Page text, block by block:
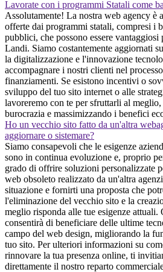
Lavorate con i programmi Statali come
Assolutamente! La nostra web agency è
offerte dai programmi statali, compresi i
pubblici, che possono essere vantaggiosi
Landi. Siamo costantemente aggiornati
la digitalizzazione e l'innovazione
accompagnare i nostri clienti nel
finanziamenti. Se esistono incentivi o
sviluppo del tuo sito internet o alle
lavoreremo con te per sfruttarli al
burocrazia e massimizzando i benefici
Ho un vecchio sito fatto da un'altra
aggiornare o sistemare?
Siamo consapevoli che le esigenze
sono in continua evoluzione e, proprio
grado di offrire soluzioni personalizzate
web obsoleto realizzato da un'altra
situazione e fornirti una proposta che
l'eliminazione del vecchio sito e la
meglio risponda alle tue esigenze attuali.
consentirà di beneficiare delle ultime
campo del web design, migliorando la
tuo sito. Per ulteriori informazioni su
rinnovare la tua presenza online, ti
direttamente il nostro reparto